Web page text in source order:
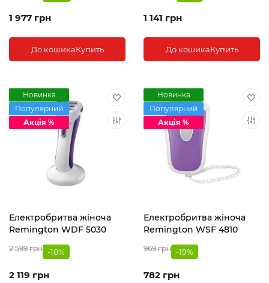
1 977 грн
До кошикаКупить
1 141 грн
До кошикаКупить
Новинка
Популярний
Акція %
Електробритва жіноча
Remington WDF 5030
2 599 грн -18%
2 119 грн
Новинка
Популярний
Акція %
Електробритва жіноча
Remington WSF 4810
969 грн -19%
782 грн